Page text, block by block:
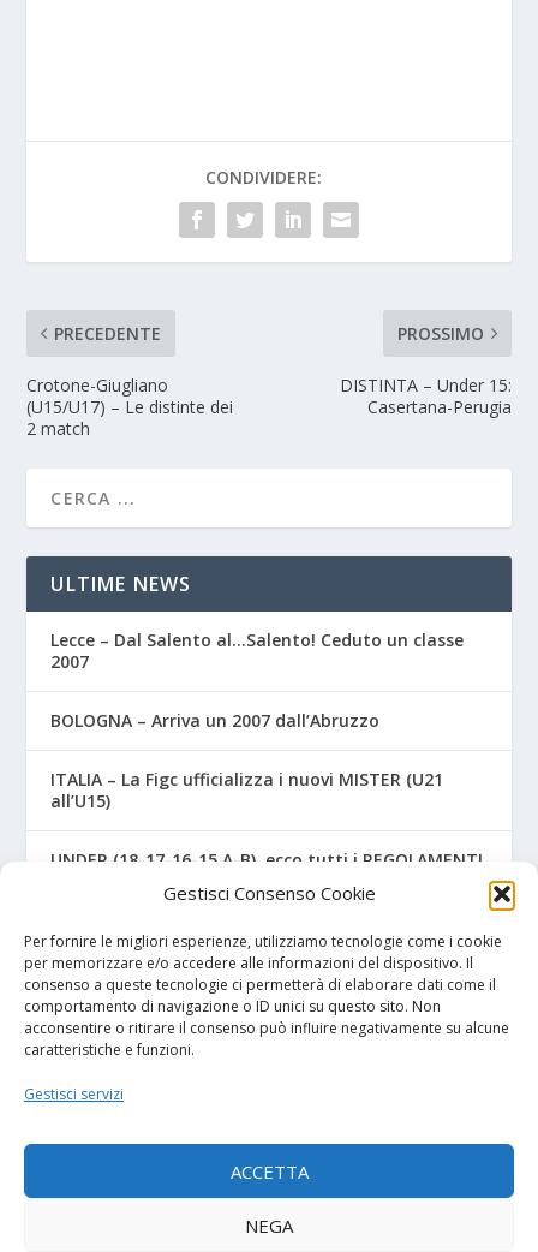
Gestisci Consenso Cookie
Per fornire le migliori esperienze, utilizziamo tecnologie come i cookie
per memorizzare e/o accedere alle informazioni del dispositivo. Il
consenso a queste tecnologie ci permetterà di elaborare dati come il
comportamento di navigazione o ID unici su questo sito. Non
acconsentire o ritirare il consenso può influire negativamente su alcune
caratteristiche e funzioni.
Gestisci servizi
ACCETTA
NEGA
CONDIVIDERE:
PRECEDENTE
Crotone-Giugliano
(U15/U17) – Le distinte dei
2 match
PROSSIMO
DISTINTA – Under 15:
Casertana-Perugia
ULTIME NEWS
Lecce – Dal Salento al…Salento! Ceduto un classe
2007
BOLOGNA – Arriva un 2007 dall’Abruzzo
ITALIA – La Figc ufficializza i nuovi MISTER (U21
all’U15)
UNDER (18-17-16-15 A-B), ecco tutti i REGOLAMENTI
NAPOLI – Tre ex Benevento U17 “svincolati” firmano
per gli azzurri
I NOSTRI SPONSOR
Diretta.it